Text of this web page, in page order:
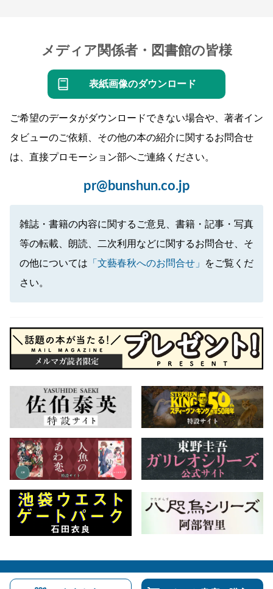
メディア関係者・図書館の皆様
表紙画像のダウンロード
ご希望のデータがダウンロードできない場合や、著者イン
タビューのご依頼、その他の本の紹介に関するお問合せ
は、直接プロモーション部へご連絡ください。
pr@bunshun.co.jp
雑誌・書籍の内容に関するご意見、書籍・記事・写真
等の転載、朗読、二次利用などに関するお問合せ、そ
の他については 「文藝春秋へのお問合せ」
をご覧くだ
さい。
会社概要 自費出版のご案内 お問合せ